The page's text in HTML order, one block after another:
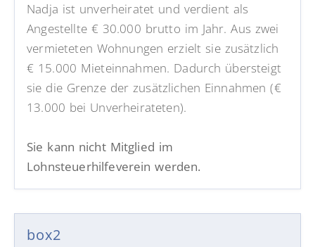
Nadja ist unverheiratet und verdient als
Angestellte € 30.000 brutto im Jahr. Aus zwei
vermieteten Wohnungen erzielt sie zusätzlich
€ 15.000 Mieteinnahmen. Dadurch übersteigt
sie die Grenze der zusätzlichen Einnahmen (€
13.000 bei Unverheirateten).
Sie kann nicht Mitglied im
Lohnsteuerhilfevereinwerden.
box2